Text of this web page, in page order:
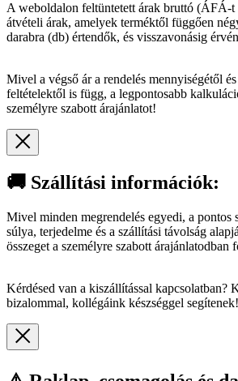
A weboldalon feltüntetett árak bruttó (ÁFÁ-t
átvételi árak, amelyek terméktől függően
darabra (db) értendők, és visszavonásig
Mivel a végső ár a rendelés mennyiségétől
feltételektől is függ, a legpontosabb
személyre szabott árajánlatot!
🚚 Szállítási információk:
Mivel minden megrendelés egyedi, a pontos
súlya, terjedelme és a szállítási távolság
összeget a személyre szabott árajánlatodban
Kérdésed van a kiszállítással kapcsolatban?
bizalommal, kollégáink készséggel segítenek!